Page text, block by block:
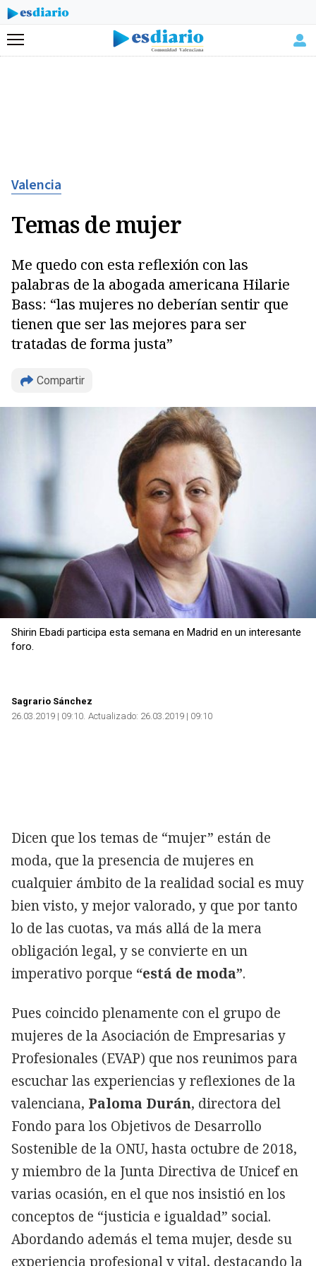
Menú
Valencia
Temas de mujer
Me quedo con esta reflexión con las
palabras de la abogada americana Hilarie
Bass: “las mujeres no deberían sentir que
tienen que ser las mejores para ser
tratadas de forma justa”
Compartir
Shirin Ebadi participa esta semana en Madrid en un interesante
foro.
Sagrario Sánchez
26.03.2019 | 09:10 Actualizado: 26.03.2019 | 09:10
Dicen que los temas de “mujer” están de
moda, que la presencia de mujeres en
cualquier ámbito de la realidad social es muy
bien visto, y mejor valorado, y que por tanto
lo de las cuotas, va más allá de la mera
obligación legal, y se convierte en un
imperativo porque “está de moda”.
Pues coincido plenamente con el grupo de
mujeres de la Asociación de Empresarias y
Profesionales (EVAP) que nos reunimos para
escuchar las experiencias y reflexiones de la
valenciana, Paloma Durán, directora del
Fondo para los Objetivos de Desarrollo
Sostenible de la ONU, hasta octubre de 2018,
y miembro de la Junta Directiva de Unicef en
varias ocasión, en el que nos insistió en los
conceptos de “justicia e igualdad” social.
Abordando además el tema mujer, desde su
experiencia profesional y vital, destacando la